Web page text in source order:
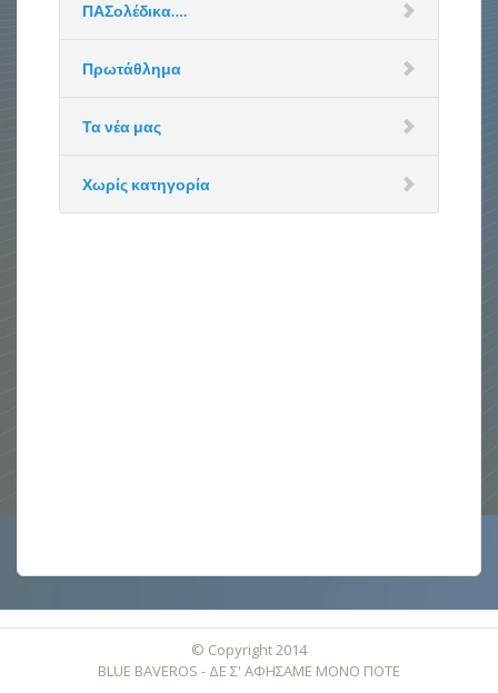
ΠΑΣολέδικα….
Πρωτάθλημα
Τα νέα μας
Χωρίς κατηγορία
© Copyright 2014
BLUE BAVEROS - ΔΕ Σ' ΑΦΗΣΑΜΕ ΜΟΝΟ ΠΟΤΕ